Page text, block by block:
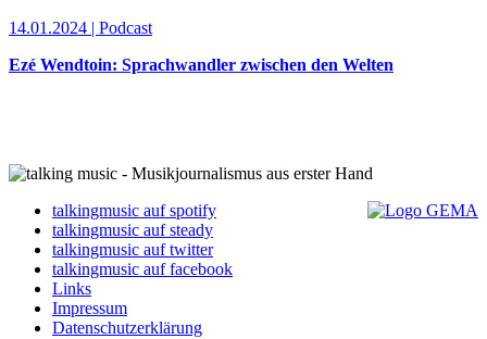
14.01.2024 | Podcast
Ezé Wendtoin: Sprachwandler zwischen den Welten
talkingmusic auf spotify
talkingmusic auf steady
talkingmusic auf twitter
talkingmusic auf facebook
Links
Impressum
Datenschutzerklärung